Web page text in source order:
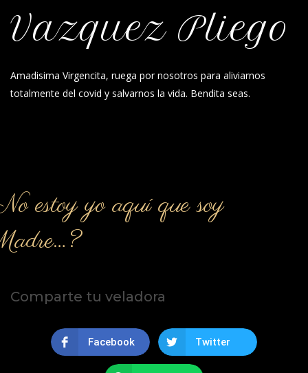
Vazquez Pliego
Amadisima Virgencita, ruega por nosotros para aliviarnos
totalmente del covid y salvarnos la vida. Bendita seas.
estoy yo aquí que soy
Comparte tu veladora
Facebook Twitter